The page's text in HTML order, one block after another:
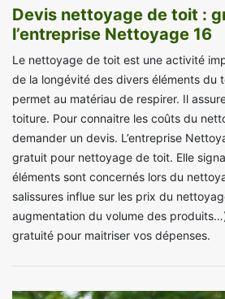
Devis nettoyage de toit :
l’entreprise Nettoyage 16
Le nettoyage de toit est une activité
de la longévité des divers éléments du
permet au matériau de respirer. Il
toiture. Pour connaitre les coûts du
demander un devis. L’entreprise
gratuit pour nettoyage de toit. Elle
éléments sont concernés lors du
salissures influe sur les prix du
augmentation du volume des
gratuité pour maitriser vos dépenses.